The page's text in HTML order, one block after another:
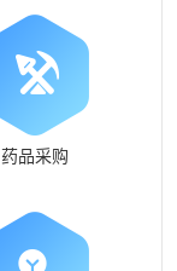
药品采购